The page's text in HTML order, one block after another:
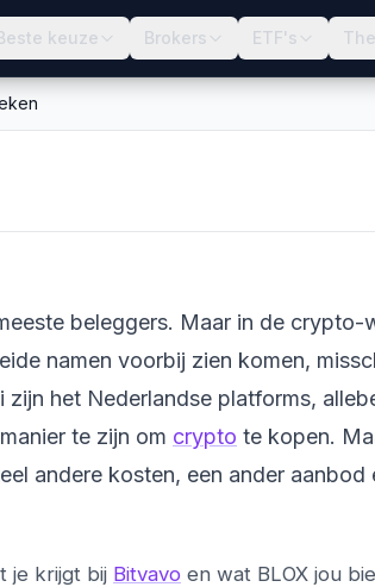
keuze Brokers ETF's
beleggers. Maar in de crypto-
namen voorbij zien komen,
het Nederlandse platforms,
te zijn om crypto te kopen.
andere kosten, een ander aanbod
je krijgt bij Bitvavo en wat BLOX jou